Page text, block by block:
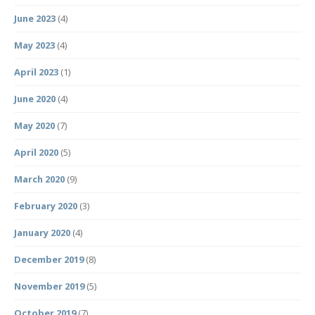
June 2023 (4)
May 2023 (4)
April 2023 (1)
June 2020 (4)
May 2020 (7)
April 2020 (5)
March 2020 (9)
February 2020 (3)
January 2020 (4)
December 2019(8)
November 2019(5)